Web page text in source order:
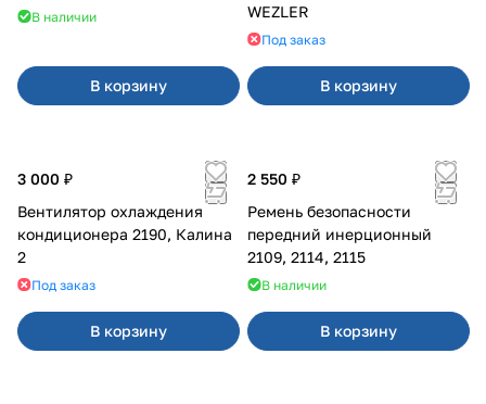
В наличии
В корзину
WEZLER
Под заказ
В корзину
3 000 ₽
Вентилятор охлаждения
кондиционера 2190, Калина
2
Под заказ
В корзину
2 550 ₽
Ремень безопасности
передний инерционный
2109, 2114, 2115
В наличии
В корзину